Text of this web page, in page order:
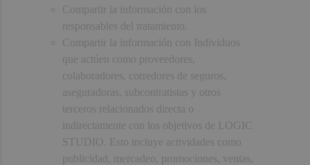
Compartir la información con los
responsables del tratamiento.
Compartir la información con Individuos
que actúen como proveedores,
colaboradores, corredores de seguros,
aseguradoras, subcontratistas y otros
terceros relacionados directa o
indirectamente con los objetivos de LOGIC
STUDIO. Esto incluye actividades como
publicidad, mercadeo, promociones, ventas,